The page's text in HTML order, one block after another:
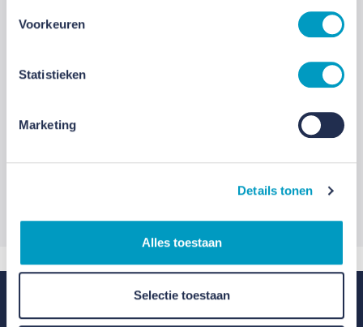
Voorkeuren
Statistieken
Marketing
Details tonen
Alles toestaan
Selectie toestaan
Marko Knol